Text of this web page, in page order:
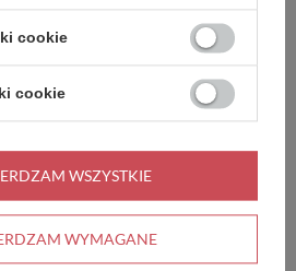
Najniższa cena produktu w okresie
30 dni przed wprowadzeniem
129,99 zł
169,99 zł
cookie
cookie
WYMAGANE
WSZYSTKIE